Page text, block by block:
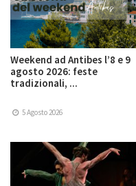
Weekend ad Antibes l’8 e 9
agosto 2026: feste
tradizionali, ...
5 Agosto 2026